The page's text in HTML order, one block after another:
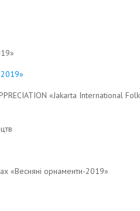
«Jakarta International
«Весняні орнаменти-2019»